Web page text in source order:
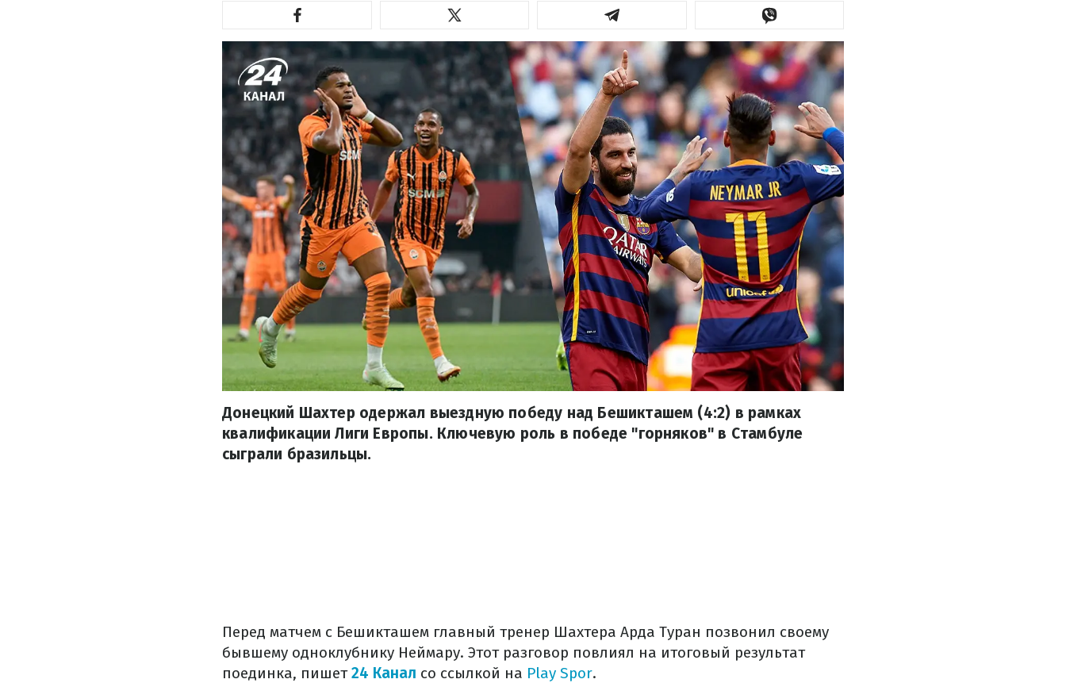
Донецкий Шахтер одержал выездную победу над Бешикташем (4:2) в рамках
квалификации Лиги Европы. Ключевую роль в победе "горняков" в Стамбуле
сыграли бразильцы.
Перед матчем с Бешикташем главный тренер Шахтера Арда Туран позвонил своему
бывшему одноклубнику Неймару. Этот разговор повлиял на итоговый результат
поединка, пишет24 Канал со ссылкой на Play Spor.